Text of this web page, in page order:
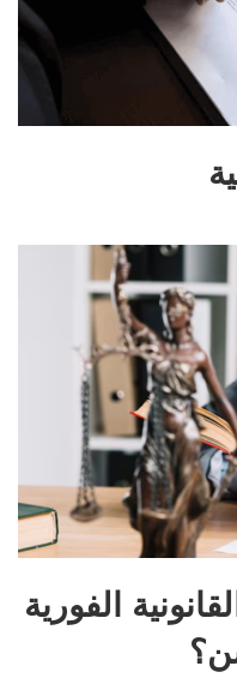
الفورية